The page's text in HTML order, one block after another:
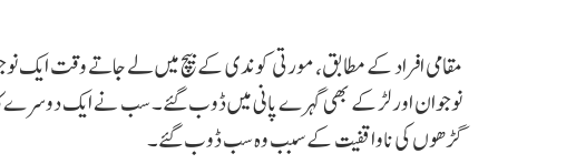
مقامی افراد کے مطابق، مورتی کو ندی کے بیچ میں لے جاتے وقت ایک
نوجوان اور لڑکے بھی گہرے پانی میں ڈوب گئے۔ سب نے ایک دوسرے کا
گڑھوں کی ناواقفیت کے سبب وہ سب ڈوب گئے۔